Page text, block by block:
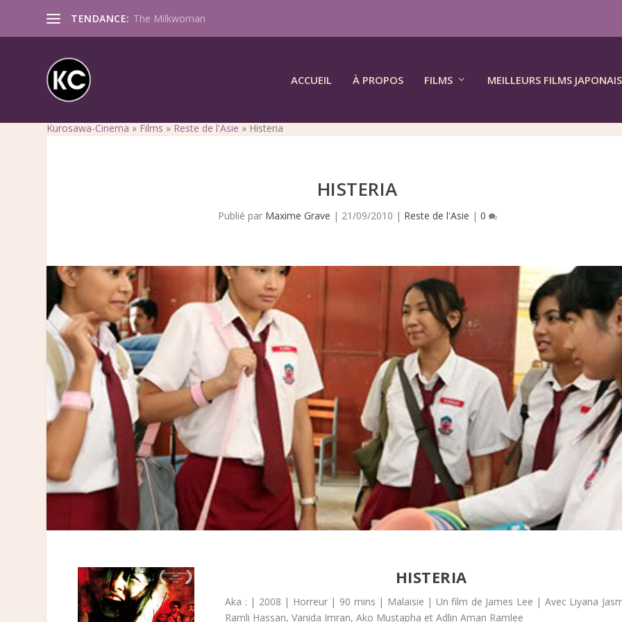
TENDANCE: The Milkwoman
ACCUEIL À PROPOS FILMS MEILLEURS FILMS JAPONAIS
Kurosawa-Cinema » Films » Reste de l'Asie » Histeria
HISTERIA
Publié par Maxime Grave | 21/09/2010 | Reste de l'Asie | 0
HISTERIA
Aka : | 2008 | Horreur | 90 mins | Malaisie | Un film de James Lee | Avec Liyana
Ramli Hassan, Vanida Imran, Ako Mustapha et Adlin Aman Ramlee